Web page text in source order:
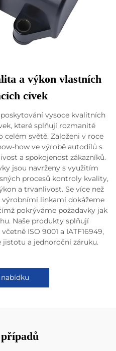
a výkon vlastních
cívek
vysoce kvalitních
které splňují rozmanité
celém světě. Založeni v roce
how ve výrobě autodílů s
a spokojenost zákazníků.
jsou navrženy s využitím
procesů kontroly kvality,
a trvanlivost. Se více než
linkami dokážeme
pokrýváme požadavky jak
Naše produkty splňují
ISO 9001 a IATF16949,
a jednoroční záruku.